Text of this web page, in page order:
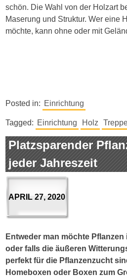
schön. Die Wahl von der Holzart
Maserung und Struktur. Wer eine
möchte, kann ohne oder mit
Posted in: Einrichtung
Tagged: Einrichtung Holz
Platzsparender
jeder Jahreszeit
APRIL 27, 2020
Entweder man möchte
oder falls die äußeren
perfekt für die Pflanzenzucht
Homeboxen oder Boxen zum